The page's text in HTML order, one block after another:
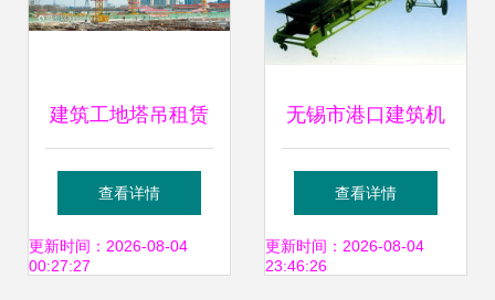
建筑工地塔吊租赁
提升施工效率与安
全的关键选择
查看详情
更新时间：2026-08-04
00:27:27
无锡市港口建筑机
械及设备租赁全览
一站式工程与建筑
查看详情
更新时间：2026-08-04
23:46:26